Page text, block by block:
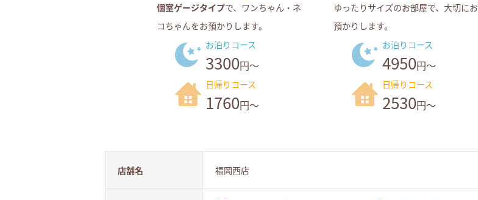
個室ゲージタイプで、ワンちゃん・ネ
コちゃんをお預かりします。
お泊りコース
3300円～
日帰りコース
1760円～
ゆったりサイズのお部屋で、大切にお
預かりします。
お泊りコース
4950円～
日帰りコース
2530円～
店舗名 福岡西店